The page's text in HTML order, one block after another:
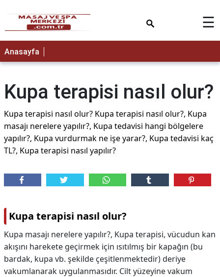
☰
Anasayfa
Kupa terapisi nasıl olur?
Kupa terapisi nasıl olur? Kupa terapisi nasıl olur?, Kupa
masajı nerelere yapılır?, Kupa tedavisi hangi bölgelere
yapılır?, Kupa vurdurmak ne işe yarar?, Kupa tedavisi kaç
TL?, Kupa terapisi nasıl yapılır?
Kupa terapisi nasıl olur?
Kupa masajı nerelere yapılır?, Kupa terapisi, vücudun kan
akışını harekete geçirmek için ısıtılmış bir kapağın (bu
bardak, kupa vb. şekilde çeşitlenmektedir) deriye
vakumlanarak uygulanmasıdır. Cilt yüzeyine vakum